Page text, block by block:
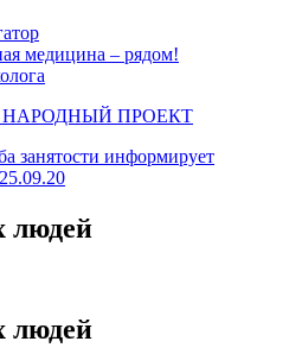
медицина – рядом!
ПРОЕКТ
занятости информирует
людей
людей